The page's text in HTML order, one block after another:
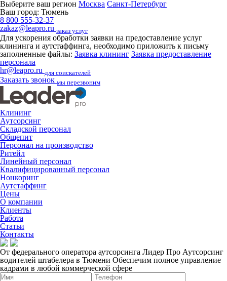
Выберите ваш регион Москва Санкт-Петербург
Ваш город: Тюмень
8 800 555-32-37
zakaz@leapro.ru заказ услуг
Для ускорения обработки заявки на предоставление услуг
клининга и аутстаффинга, необходимо приложить к письму
заполненные файлы: Заявка клининг Заявка предоставление
персонала
hr@leapro.ru для соискателей
Заказать звонок мы перезвоним
Клининг
Аутсорсинг
Складской персонал
Общепит
Персонал на производство
Ритейл
Линейный персонал
Квалифицированный персонал
Нонкоринг
Аутстаффинг
Цены
О компании
Клиенты
Работа
Статьи
Контакты
От федерального оператора аутсорсинга Лидер Про Аутсорсинг
водителей штабелера в Тюмени Обеспечим полное управление
кадрами в любой коммерческой сфере